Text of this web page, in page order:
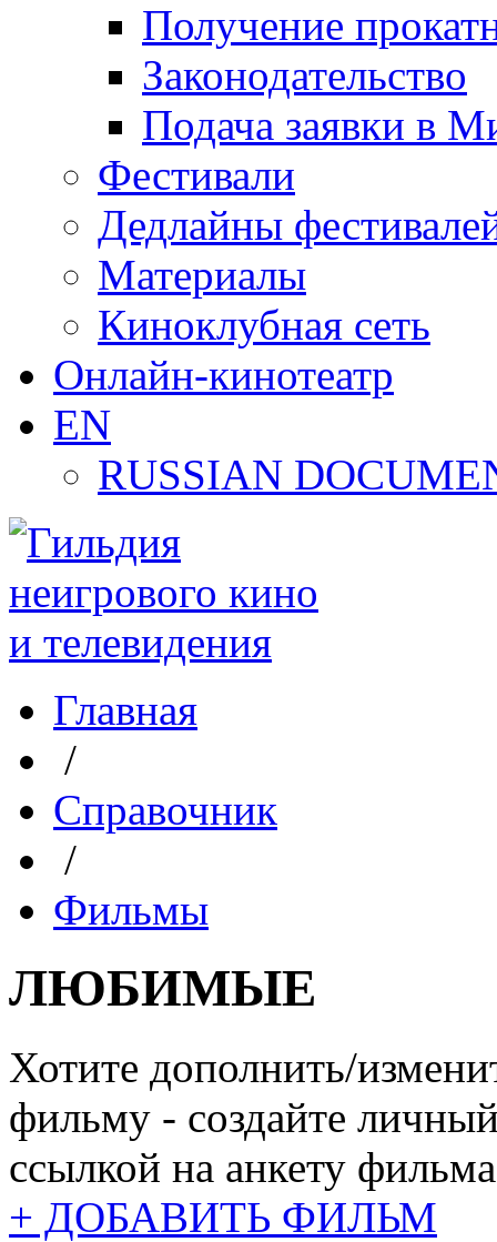
Получение
Законодательство
Подача заявки в
Фестивали
Дедлайны
Материалы
Киноклубная сеть
Онлайн-кинотеатр
EN
RUSSIAN
Главная
/
Справочник
/
Фильмы
ЛЮБИМЫЕ
Хотите дополнить/
фильму - создайте
ссылкой на анкету
+ ДОБАВИТЬ ФИЛЬМ